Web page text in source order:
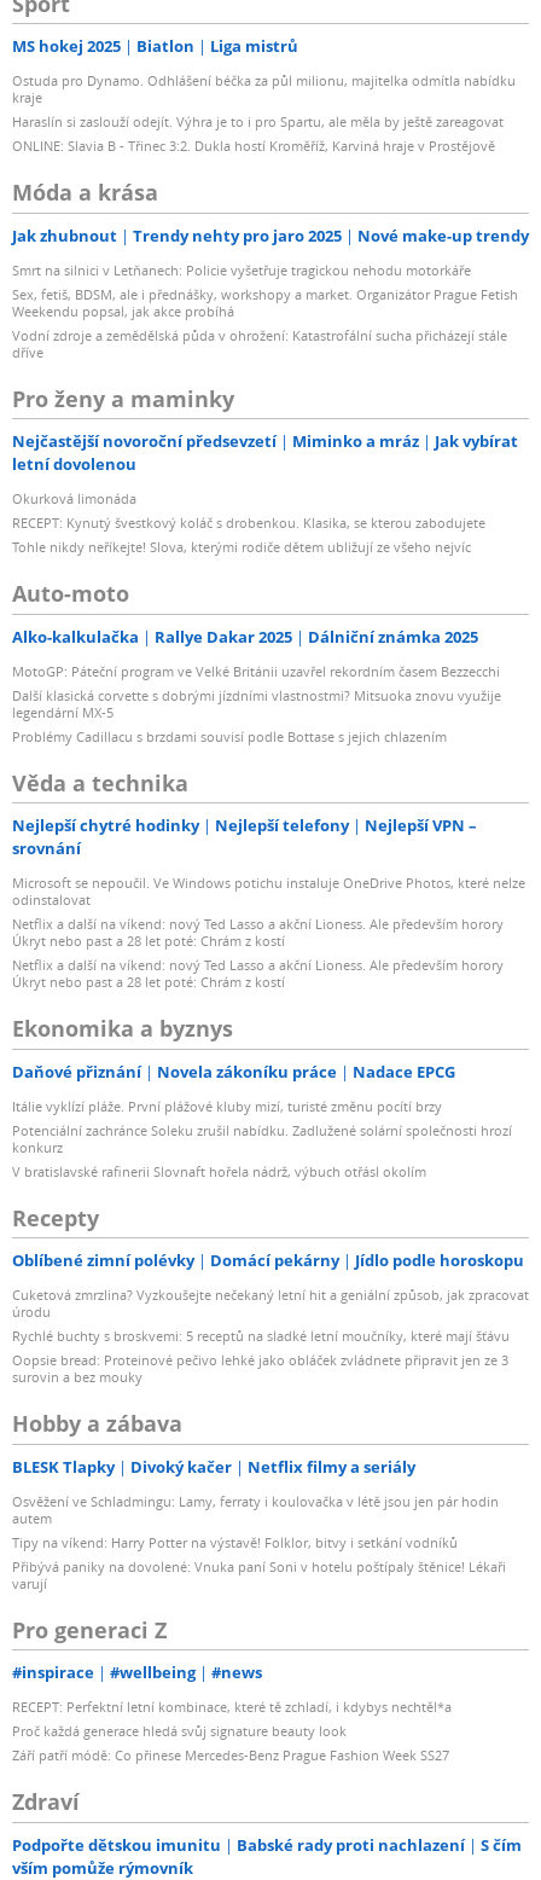
MS hokej 2025 Biatlon Liga mistrů
Ostuda pro Dynamo. Odhlášení béčka za půl milionu, majitelka odmítla nabídku
kraje
Haraslín si zaslouží odejít. Výhra je to i pro Spartu, ale měla by ještě zareagovat
ONLINE: Slavia B - Třinec 3:2. Dukla hostí Kroměříž, Karviná hraje v Prostějově
Móda a krása
Jak zhubnout Trendy nehty pro jaro 2025 Nové make-up trendy
Smrt na silnici v Letňanech: Policie vyšetřuje tragickou nehodu motorkáře
Sex, fetiš, BDSM, ale i přednášky, workshopy a market. Organizátor Prague Fetish
Weekendu popsal, jak akce probíhá
Vodní zdroje a zemědělská půda v ohrožení: Katastrofální sucha přicházejí stále
dříve
Pro ženy a maminky
Nejčastější novoroční předsevzetí Miminko a mráz
Jak vybírat
letní dovolenou
Okurková limonáda
RECEPT: Kynutý švestkový koláč s drobenkou. Klasika, se kterou zabodujete
Tohle nikdy neříkejte! Slova, kterými rodiče dětem ubližují ze všeho nejvíc
Auto-moto
Alko-kalkulačka Rallye Dakar 2025 Dálniční známka 2025
MotoGP: Páteční program ve Velké Británii uzavřel rekordním časem Bezzecchi
Další klasická corvette s dobrými jízdními vlastnostmi? Mitsuoka znovu využije
legendární MX-5
Problémy Cadillacu s brzdami souvisí podle Bottase s jejich chlazením
Věda a technika
Nejlepší chytré hodinky Nejlepší telefony
Nejlepší VPN –
srovnání
Microsoft se nepoučil. Ve Windows potichu instaluje OneDrive Photos, které nelze
odinstalovat
Netflix a další na víkend: nový Ted Lasso a akční Lioness. Ale především horory
Úkryt nebo past a 28 let poté: Chrám z kostí
Netflix a další na víkend: nový Ted Lasso a akční Lioness. Ale především horory
Úkryt nebo past a 28 let poté: Chrám z kostí
Ekonomika a byznys
Daňové přiznání Novela zákoníku práce Nadace EPCG
Itálie vyklízí pláže. První plážové kluby mizí, turisté změnu pocítí brzy
Potenciální zachránce Soleku zrušil nabídku. Zadlužené solární společnosti hrozí
konkurz
V bratislavské rafinerii Slovnaft hořela nádrž, výbuch otřásl okolím
Recepty
Oblíbené zimní polévky Domácí pekárny Jídlo podle horoskopu
Cuketová zmrzlina? Vyzkoušejte nečekaný letní hit a geniální způsob, jak zpracovat
úrodu
Rychlé buchty s broskvemi: 5 receptů na sladké letní moučníky, které mají šťávu
Oopsie bread: Proteinové pečivo lehké jako obláček zvládnete připravit jen ze 3
surovin a bez mouky
Hobby a zábava
BLESK Tlapky Divoký kačer Netflix filmy a seriály
Osvěžení ve Schladmingu: Lamy, ferraty i koulovačka v létě jsou jen pár hodin
autem
Tipy na víkend: Harry Potter na výstavě! Folklor, bitvy i setkání vodníků
Přibývá paniky na dovolené: Vnuka paní Soni v hotelu poštípaly štěnice! Lékaři
varují
Pro generaci Z
#inspirace #wellbeing #news
RECEPT: Perfektní letní kombinace, které tě zchladí, i kdybys nechtěl*a
Proč každá generace hledá svůj signature beauty look
Září patří módě: Co přinese Mercedes-Benz Prague Fashion Week SS27
Zdraví
Podpořte dětskou imunitu Babské rady proti nachlazení
S čím
vším pomůže rýmovník